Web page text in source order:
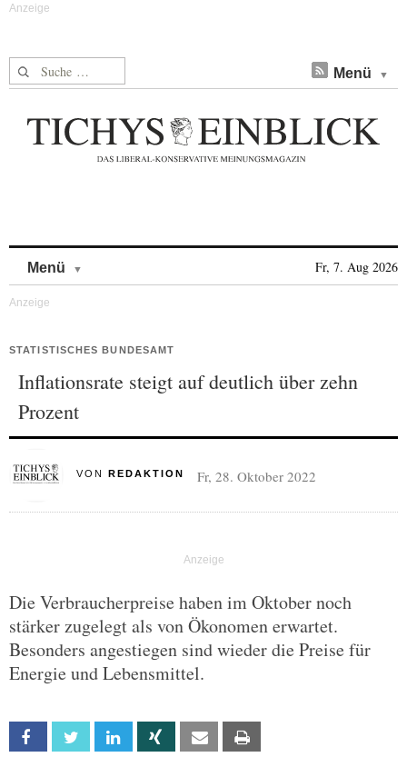
Suche nach: Menü
Menü Fr, 7. Aug 2026
STATISTISCHES BUNDESAMT
Inflationsrate steigt auf deutlich über zehn
Prozent
VON REDAKTION Fr, 28. Oktober 2022
Die Verbraucherpreise haben im Oktober noch
stärker zugelegt als von Ökonomen erwartet.
Besonders angestiegen sind wieder die Preise für
Energie und Lebensmittel.
Facebook Twitter Linkedin Xing Email